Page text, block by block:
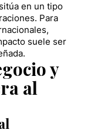
en un tipo
Para
suele ser
y
al